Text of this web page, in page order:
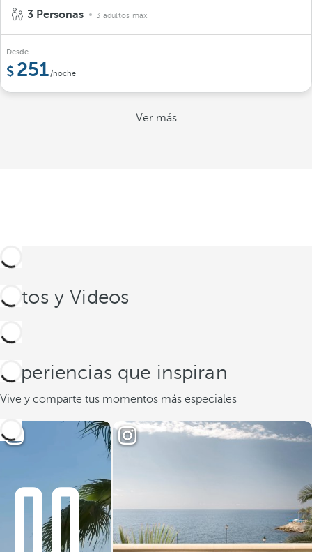
3 Personas 3 adultos máx.
Desde
251/noche
Ver más
Fotos y Videos
Experiencias que inspiran
Vive y comparte tus momentos más especiales